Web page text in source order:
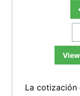
La cotización